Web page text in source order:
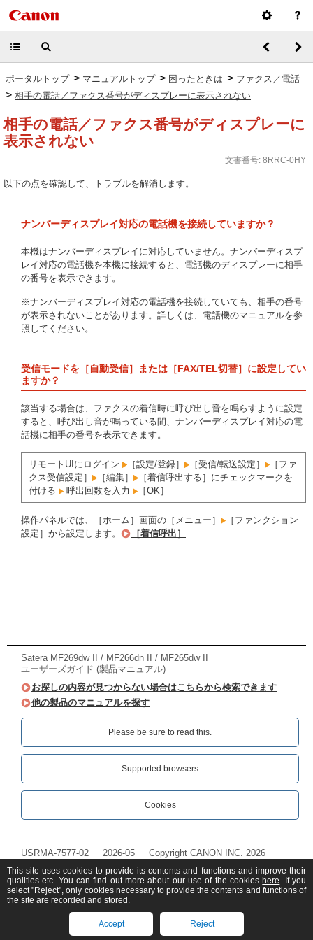
ポータルトップ > マニュアルトップ > 困ったときは > ファクス／電話
> 相手の電話／ファクス番号がディスプレーに表示されない
相手の電話／ファクス番号がディスプレーに
表示されない
文書番号: 8RRC-0HY
以下の点を確認して、トラブルを解消します。
ナンバーディスプレイ対応の電話機を接続していますか？
本機はナンバーディスプレイに対応していません。ナンバーディスプ
レイ対応の電話機を本機に接続すると、電話機のディスプレーに相手
の番号を表示できます。
※ナンバーディスプレイ対応の電話機を接続していても、相手の番号
が表示されないことがあります。詳しくは、電話機のマニュアルを参
照してください。
受信モードを［自動受信］または［FAX/TEL切替］に設定してい
ますか？
該当する場合は、ファクスの着信時に呼び出し音を鳴らすように設定
すると、呼び出し音が鳴っている間、ナンバーディスプレイ対応の電
話機に相手の番号を表示できます。
リモートUIにログイン ［設定/登録］ ［受信/転送設定］
［ファ
クス受信設定］
［編集］
［着信呼出する］にチェックマークを
付ける
呼出回数を入力 ［OK］
操作パネルでは、［ホーム］画面の［メニュー］
［ファンクション
設定］から設定します。
［着信呼出］
Satera MF269dw II / MF266dn II / MF265dw II
ユーザーズガイド (製品マニュアル)
お探しの内容が見つからない場合はこちらから検索できます
他の製品のマニュアルを探す
Please be sure to read this.‎
Supported browsers
Cookies
USRMA-7577-02 2026-05 Copyright CANON INC. 2026
This site uses cookies to provide its contents and functions and improve their
qualities etc. You can find out more about our use of the cookies here. If you
select "Reject", only cookies necessary to provide the contents and functions of
the site are recorded and stored.
Accept Reject